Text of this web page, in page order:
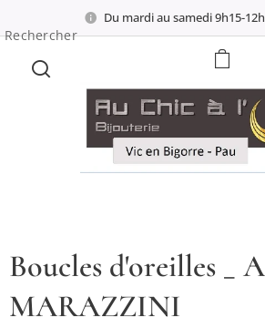
Du mardi au samedi 9h15-
Rechercher
Boucles d'oreilles _
MARAZZINI